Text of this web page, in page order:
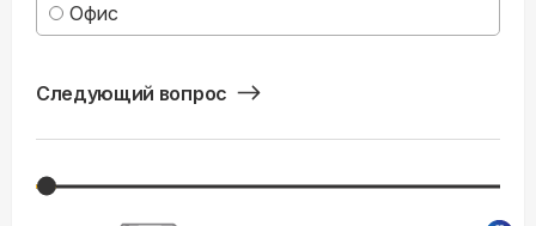
Офис
Следующий вопрос